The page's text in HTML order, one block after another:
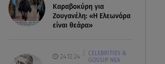
Καραβοκύρη για
Ζουγανέλη: «Η Ελεωνόρα
είναι θεάρα»
24.12.24
CELEBRITIES &
GOSSIP ΝΕΑ